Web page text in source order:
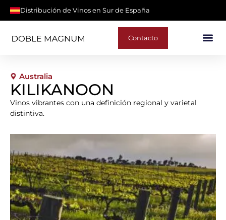
Distribución de Vinos en Sur de España
Contacto
Australia
KILIKANOON
Vinos vibrantes con una definición regional y varietal
distintiva.